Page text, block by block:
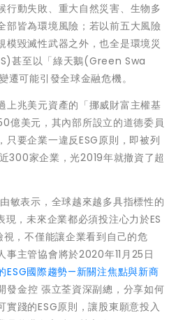
行動失敗、重大自然災害、生物多
部皆為環境風險；若以前五大風險
模毀滅性武器之外，也全是環境災
甚至以「綠天鵝(Green Swa
可能引發全球金融危機。
上兆美元資產的「挪威財富主權基
億美元，其內部所設立的道德委員
只要企業一違反ESG原則，即被列
300家企業，光2019年就撤資了超
敏表示，全球越來越多具指標性的
現，未來企業都必須投注心力於ES
，不僅能讓企業看到自己的危
事主管協會將於2020年11月25日
ESG國際趨勢—新關注焦點與新商
發金控 張立荃資深副總，分享如何
踐的ESG原則，讓股東願意投入